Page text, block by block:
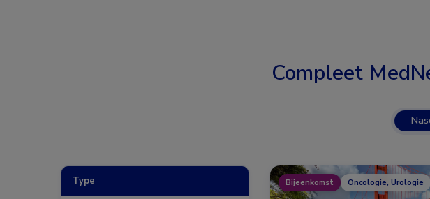
Compleet
Type Bijeenkomst Oncologie, Urologie